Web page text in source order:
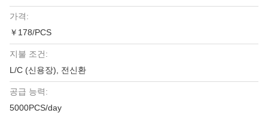
가격:
￥178/PCS
지불 조건:
L/C (신용장), 전신환
공급 능력:
5000PCS/day